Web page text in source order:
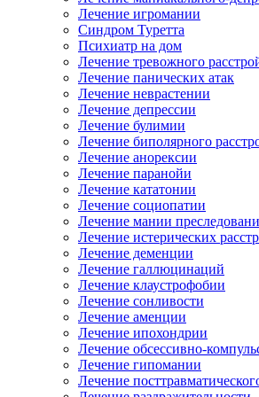
Лечение игромании
Синдром Туретта
Психиатр на дом
Лечение тревожного
Лечение панических атак
Лечение неврастении
Лечение депрессии
Лечение булимии
Лечение биполярного
Лечение анорексии
Лечение паранойи
Лечение кататонии
Лечение социопатии
Лечение мании
Лечение истерических
Лечение деменции
Лечение галлюцинаций
Лечение клаустрофобии
Лечение сонливости
Лечение аменции
Лечение ипохондрии
Лечение обсессивно-
Лечение гипомании
Лечение